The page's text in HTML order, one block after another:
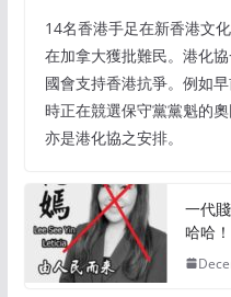
14名香港手足在新香港文
在加拿大獲批難民。港化
國會支持香港抗爭。例如
時正在競選保守黨黨魁的
亦是港化協之安排。
一代
哈哈！